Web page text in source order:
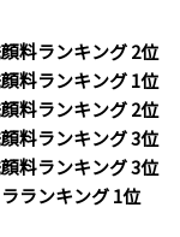
料ランキング 2位
料ランキング 1位
料ランキング 2位
料ランキング 3位
料ランキング 3位
ランキング 1位